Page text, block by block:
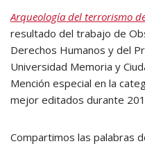
Arqueología del terrorismo
resultado del trabajo de
Derechos Humanos y del
Universidad Memoria y
Mención especial en la
mejor editados durante
Compartimos las palabras